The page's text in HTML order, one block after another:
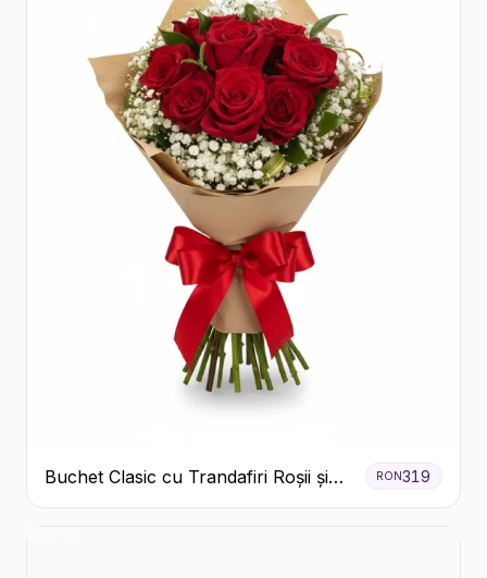
Buchet Clasic cu Trandafiri Roșii și
Gypsophila
RON319